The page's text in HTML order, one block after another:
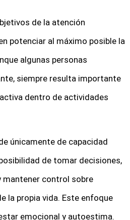
de la atención
potenciar al máximo posible la
algunas personas
siempre resulta importante
dentro de actividades
únicamente de capacidad
de tomar decisiones,
control sobre
la propia vida. Este enfoque
emocional y autoestima.